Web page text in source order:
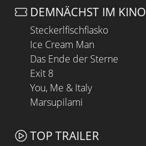
DEMNÄCHST IM KINO
Steckerlfischfiasko
Ice Cream Man
Das Ende der Sterne
Exit 8
You, Me & Italy
Marsupilami
TOP TRAILER